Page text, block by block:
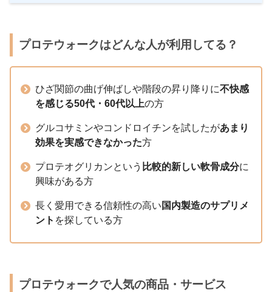
プロテウォークはどんな人が利用してる？
ひざ関節の曲げ伸ばしや階段の昇り降りに不快感
を感じる50代・60代以上の方
グルコサミンやコンドロイチンを試したがあまり
効果を実感できなかった方
プロテオグリカンという 比較的新しい軟骨成分に
興味がある方
長く愛用できる信頼性の高い 国内製造のサプリメ
ント を探している方
プロテウォークで人気の商品・サービス